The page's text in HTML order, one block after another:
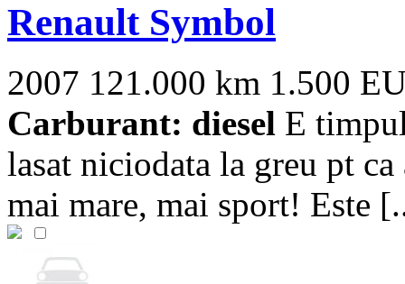
Renault Symbol
2007 121.000 km 1.500
Carburant: diesel E
lasat niciodata la greu pt
mai mare, mai sport! Este